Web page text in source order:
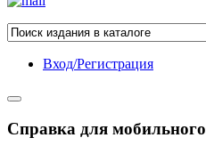
Вход/Регистрация
Справка для мобильного